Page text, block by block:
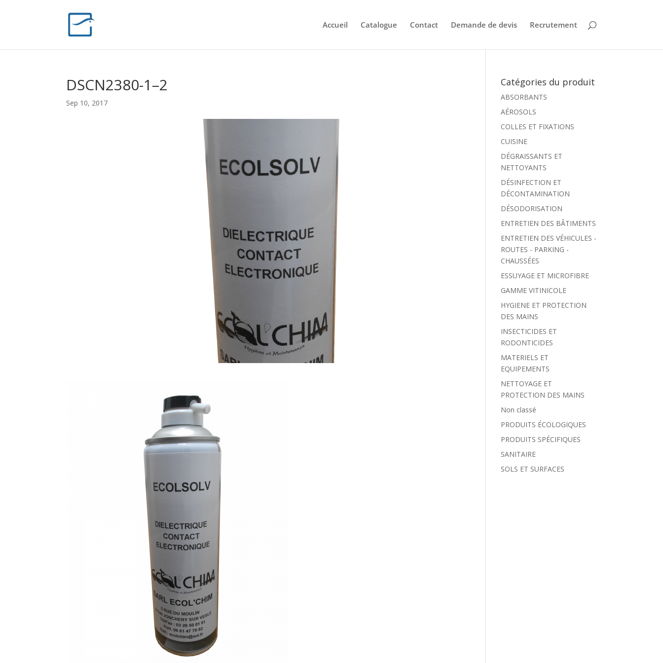
Accueil Catalogue Contact Demande de devis Recrutement
DSCN2380-1–2
Sep 10, 2017
Catégories du produit
ABSORBANTS
AÉROSOLS
COLLES ET FIXATIONS
CUISINE
DÉGRAISSANTS ET
NETTOYANTS
DÉSINFECTION ET
DÉCONTAMINATION
DÉSODORISATION
ENTRETIEN DES BÂTIMENTS
ENTRETIEN DES VÉHICULES -
ROUTES - PARKING -
CHAUSSÉES
ESSUYAGE ET MICROFIBRE
GAMME VITINICOLE
HYGIENE ET PROTECTION
DES MAINS
INSECTICIDES ET
RODONTICIDES
MATERIELS ET
EQUIPEMENTS
NETTOYAGE ET
PROTECTION DES MAINS
Non classé
PRODUITS ÉCOLOGIQUES
PRODUITS SPÉCIFIQUES
SANITAIRE
SOLS ET SURFACES